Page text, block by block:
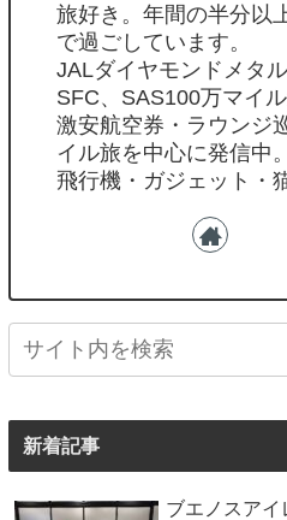
旅好き。年間の半分以
で過ごしています。
JALダイヤモンドメタ
SFC、SAS100万マイル
激安航空券・ラウンジ
イル旅を中心に発信中。
飛行機・ガジェット・
新着記事
ブエノスア